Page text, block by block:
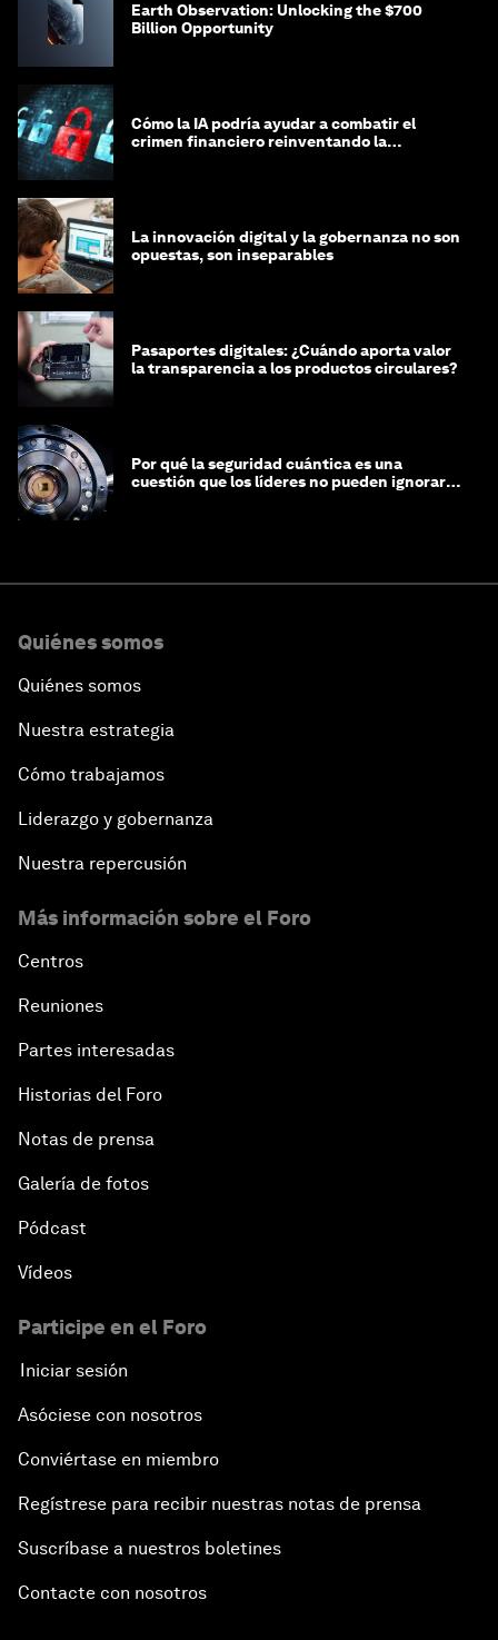
Earth Observation: Unlocking the $700
Billion Opportunity
Cómo la IA podría ayudar a combatir el
crimen financiero reinventando la
La innovación digital y la gobernanza no son
opuestas, son inseparables
Pasaportes digitales: ¿Cuándo aporta valor
la transparencia a los productos circulares?
Por qué la seguridad cuántica es una
cuestión que los líderes no pueden ignorar
Quiénes somos
Quiénes somos
Nuestra estrategia
Cómo trabajamos
Liderazgo y gobernanza
Nuestra repercusión
Más información sobre el Foro
Centros
Reuniones
Partes interesadas
Historias del Foro
Notas de prensa
Galería de fotos
Pódcast
Vídeos
Participe en el Foro
Iniciar sesión
Asóciese con nosotros
Conviértase en miembro
Regístrese para recibir nuestras notas de prensa
Suscríbase a nuestros boletines
Contacte con nosotros